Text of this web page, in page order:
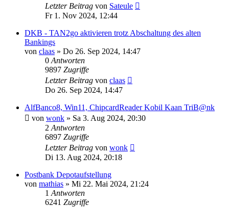
Letzter Beitrag von Sateule
Fr 1. Nov 2024, 12:44
DKB - TAN2go aktivieren trotz Abschaltung des alten
Bankings
von claas » Do 26. Sep 2024, 14:47
0 Antworten
9897 Zugriffe
Letzter Beitrag von claas
Do 26. Sep 2024, 14:47
AlfBanco8, Win11, ChipcardReader Kobil Kaan TriB@nk
von wonk » Sa 3. Aug 2024, 20:30
2 Antworten
6897 Zugriffe
Letzter Beitrag von wonk
Di 13. Aug 2024, 20:18
Postbank Depotaufstellung
von mathias » Mi 22. Mai 2024, 21:24
1 Antworten
6241 Zugriffe